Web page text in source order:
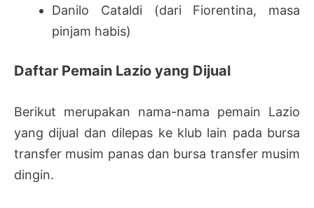
Danilo Cataldi (dari Fiorentina, masa
pinjam habis)
Daftar Pemain Lazio yang Dijual
Berikut merupakan nama-nama pemain Lazio
yang dijual dan dilepas ke klub lain pada bursa
transfer musim panas dan bursa transfer musim
dingin.